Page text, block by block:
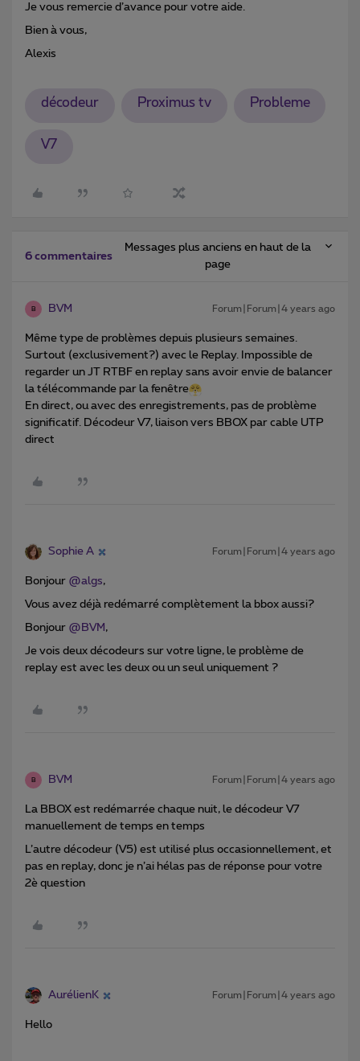
Je vous remercie d’avance pour votre aide.
Bien à vous,
Alexis
décodeur Proximus tv Probleme
V7
6 commentaires
Messages plus anciens en haut de la
page
B BVM Forum|Forum|4 years ago
Même type de problèmes depuis plusieurs semaines.
Surtout (exclusivement?) avec le Replay. Impossible de
regarder un JT RTBF en replay sans avoir envie de balancer
la télécommande par la fenêtre
En direct, ou avec des enregistrements, pas de problème
significatif. Décodeur V7, liaison vers BBOX par cable UTP
direct
Sophie A Forum|Forum|4 years ago
Bonjour @algs,
Vous avez déjà redémarré complètement la bbox aussi?
Bonjour @BVM ,
Je vois deux décodeurs sur votre ligne, le problème de
replay est avec les deux ou un seul uniquement ?
B BVM Forum|Forum|4 years ago
La BBOX est redémarrée chaque nuit, le décodeur V7
manuellement de temps en temps
L’autre décodeur (V5) est utilisé plus occasionnellement, et
pas en replay, donc je n’ai hélas pas de réponse pour votre
2è question
AurélienK Forum|Forum|4 years ago
Hello